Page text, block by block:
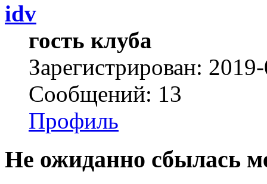
idv
гость клуба
Зарегистрирован:
Сообщений: 13
Профиль
Не ожиданно сбылась